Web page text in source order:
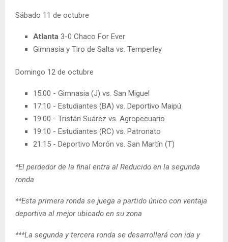
Sábado 11 de octubre
Atlanta 3-0 Chaco For Ever
Gimnasia y Tiro de Salta vs. Temperley
Domingo 12 de octubre
15:00 - Gimnasia (J) vs. San Miguel
17:10 - Estudiantes (BA) vs. Deportivo Maipú
19:00 - Tristán Suárez vs. Agropecuario
19:10 - Estudiantes (RC) vs. Patronato
21:15 - Deportivo Morón vs. San Martín (T)
*El perdedor de la final entra al Reducido en la segunda
ronda
**Esta primera ronda se juega a partido único con ventaja
deportiva al mejor ubicado en su zona
***La segunda y tercera ronda se desarrollará con ida y